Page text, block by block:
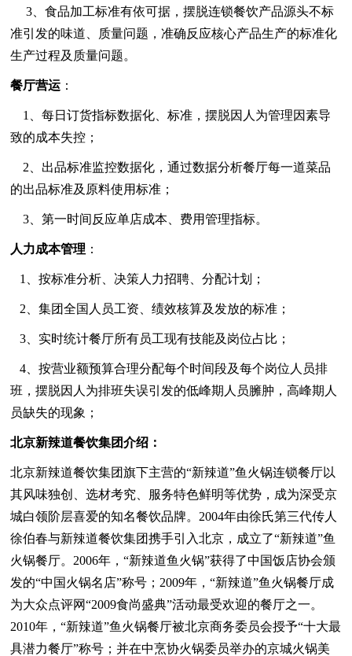
3、食品加工标准有依可据，摆脱连锁餐饮产品源头不标
准引发的味道、质量问题，准确反应核心产品生产的标准化
生产过程及质量问题。
餐厅营运：
1、每日订货指标数据化、标准，摆脱因人为管理因素导
致的成本失控；
2、出品标准监控数据化，通过数据分析餐厅每一道菜品
的出品标准及原料使用标准；
3、第一时间反应单店成本、费用管理指标。
人力成本管理 ：
1、按标准分析、决策人力招聘、分配计划；
2、集团全国人员工资、绩效核算及发放的标准；
3、实时统计餐厅所有员工现有技能及岗位占比；
4、按营业额预算合理分配每个时间段及每个岗位人员排
班，摆脱因人为排班失误引发的低峰期人员臃肿，高峰期人
员缺失的现象；
北京新辣道餐饮集团介绍：
北京新辣道餐饮集团旗下主营的“新辣道”鱼火锅连锁餐厅以
其风味独创、选材考究、服务特色鲜明等优势，成为深受京
城白领阶层喜爱的知名餐饮品牌。2004年由徐氏第三代传人
徐伯春与新辣道餐饮集团携手引入北京，成立了“新辣道”鱼
火锅餐厅。2006年，“新辣道鱼火锅”获得了中国饭店协会颁
发的“中国火锅名店”称号；2009年，“新辣道”鱼火锅餐厅成
为大众点评网“2009食尚盛典”活动最受欢迎的餐厅之一。
2010年，“新辣道”鱼火锅餐厅被北京商务委员会授予“十大最
具潜力餐厅”称号；并在中烹协火锅委员举办的京城火锅美